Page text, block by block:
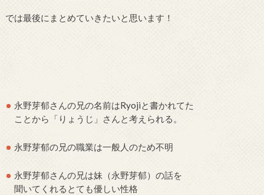
では最後にまとめていきたいと思います！
永野芽郁さんの兄の名前はRyojiと書かれてた
ことから「りょうじ」さんと考えられる。
永野芽郁の兄の職業は一般人のため不明
永野芽郁さんの兄は妹（永野芽郁）の話を
聞いてくれるとても優しい性格